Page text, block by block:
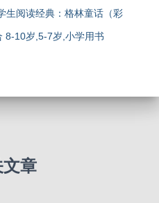
生阅读经典：格林童话（彩
8-10岁,5-7岁,小学用书
章